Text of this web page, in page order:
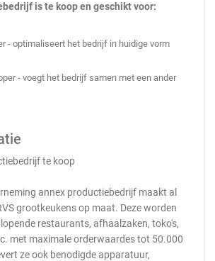
is te koop en geschikt voor:
- optimaliseert het bedrijf in huidige vorm
- voegt het bedrijf samen met een ander
te koop
annex productiebedrijf maakt al
grootkeukens op maat. Deze worden
restaurants, afhaalzaken, toko's,
met maximale orderwaardes tot 50.000
ze ook benodigde apparatuur,